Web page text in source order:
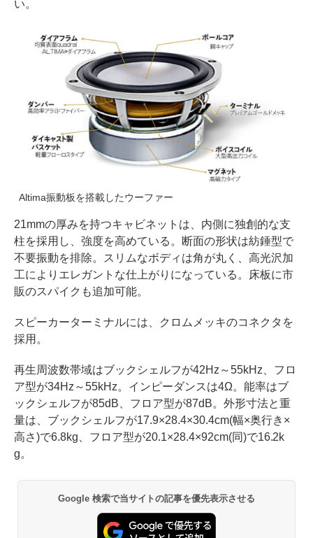
い。
Altima振動板を搭載したウーファー
21mmの厚みを持つキャビネットは、内側に独創的な支
柱を採用し、強度を高めている。断面の形状は紡錘型で
不要振動を排除。スリムなボディは角が丸く、高光沢加
工によりエレガントな仕上がりになっている。床板に市
販のスパイクも追加可能。
スピーカーターミナルには、クロムメッキのコネクタを
採用。
再生周波数帯域はブックシェルフが42Hz～55kHz、フロ
ア型が34Hz～55kHz。インピーダンスは4Ω。能率はブ
ックシェルフが85dB、フロア型が87dB。外形寸法と重
量は、ブックシェルフが17.9×28.4×30.4cm(幅×奥行き×
高さ)で6.8kg、フロア型が20.1×28.4×92cm(同)で16.2k
g。
Google 検索で当サイトの記事を優先表示させる